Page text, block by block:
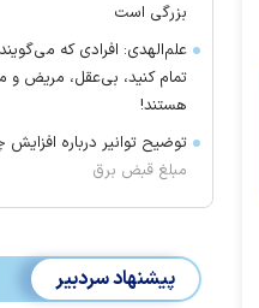
بزرگی است
علم‌الهدی: افرادی که
تمام کنید، بی‌عقل، مریض و
هستند!
توضیح توانیر درباره
مبلغ قبض برق
پیشنهاد سردبیر